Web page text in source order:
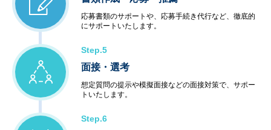
応募書類のサポートや、応募手続き代行など、徹底的
にサポートいたします。
Step.5
面接・選考
想定質問の提示や模擬面接などの面接対策で、サポー
トいたします。
Step.6